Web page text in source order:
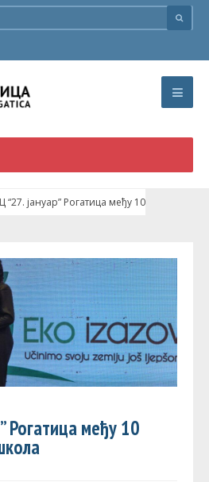
јануар” Рогатица међу 10
Рогатица међу 10